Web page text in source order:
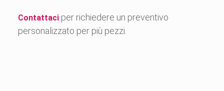
Contattaci per richiedere un preventivo
personalizzato per più pezzi.